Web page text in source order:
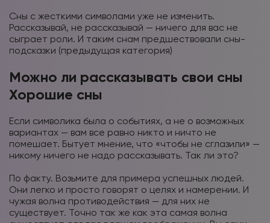
Сны с жесткими символами уже не изменить.
Рассказывай, не рассказывай — ничего для вас не
сыграет роли. И таким снам предшествовали сны-
подсказки (предыдущая категория)
Можно ли рассказывать свои сны
Хорошие сны
Если символика была о событиях, а не о возможных
вариантах — вам все равно никто и ничто не
помешает. Бытует мнение, что «чтобы не сглазили» —
никому ничего не надо рассказывать. Так ли это?
По факту. Возьмите для примера успешных людей.
Они легко и просто говорят о целях и намерении. И
чужая волна противодействия — для них не
существует. Точно так же как эта самая волна